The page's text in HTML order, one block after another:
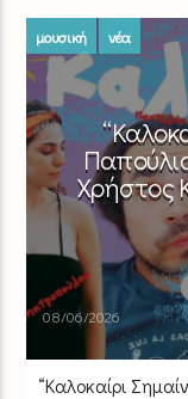
μουσική νέα
Χρήστος
08/06/2026
“Καλοκαίρι